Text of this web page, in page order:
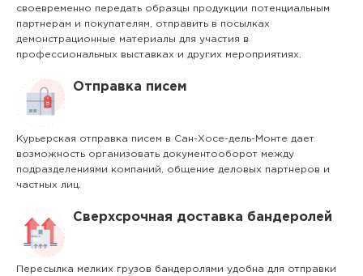
своевременно передать образцы продукции потенциальным
партнерам и покупателям, отправить в посылках
демонстрационные материалы для участия в
профессиональных выставках и других мероприятиях.
Отправка писем
Курьерская отправка писем в Сан-Хосе-дель-Монте дает
возможность организовать документооборот между
подразделениями компаний, общение деловых партнеров и
частных лиц.
Сверхсрочная доставка бандеролей
Пересылка мелких грузов бандеролями удобна для отправки